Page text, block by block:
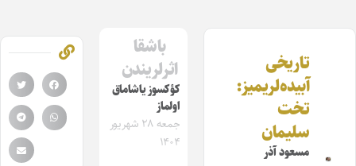
تاریخی
آبیده‌لریمیز:
تخت
سلیمان
مسعود آذر
باشقا
اثرلریندن
کؤکسوز یاشاماق
اولماز
جمعه ۲۸ شهریور
۱۴۰۴